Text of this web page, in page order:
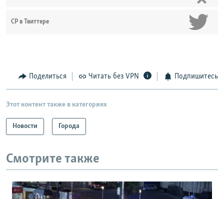
СР в Твиттере
Поделиться Читать без VPN Подпишитесь
Этот контент также в категориях
Новости Города
Смотрите также